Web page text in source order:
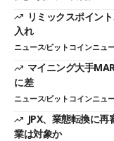
リミックスポイン
入れ
ニュースビットコインニュ
マイニング大手
に差
ニュースビットコインニュ
JPX、業態転換に
業は対象か